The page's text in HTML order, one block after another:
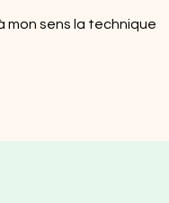
mon sens la technique